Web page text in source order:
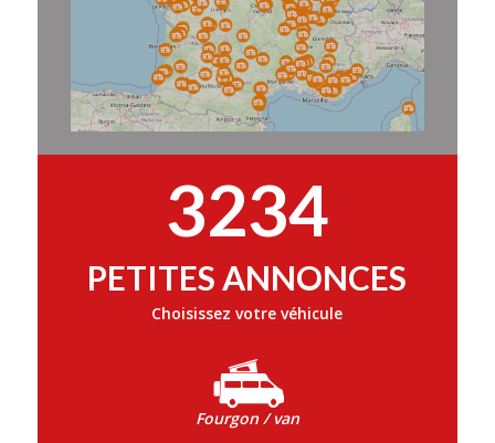
3234
PETITES ANNONCES
Choisissez votre véhicule
Fourgon / van